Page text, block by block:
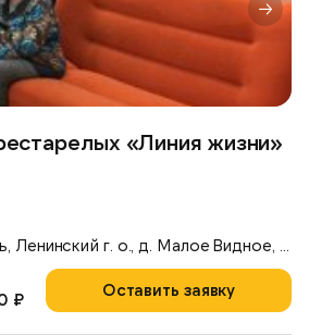
«Линия жизни»
Оставить заявку
₽